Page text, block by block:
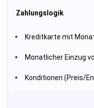
Zahlungslogik
Kreditkarte mit
Monatlicher Einzug
Konditionen (Preis/